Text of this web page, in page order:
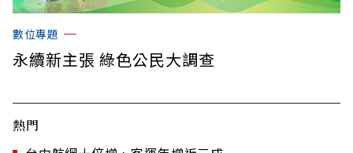
數位專題
永續新主張 綠色公民大調查
熱門